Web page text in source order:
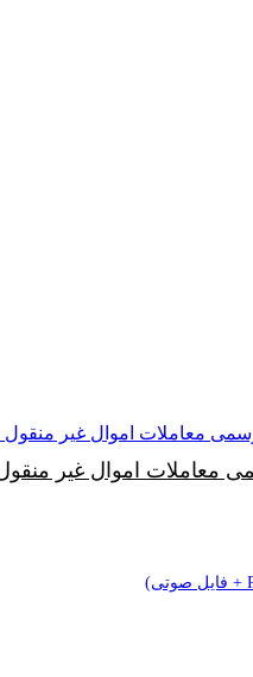
اموال غیر منقول